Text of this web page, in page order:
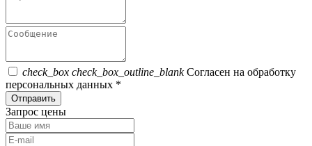
check_box check_box_outline_blankСогласен на обработку
персональных данных *
Отправить
Запрос цены